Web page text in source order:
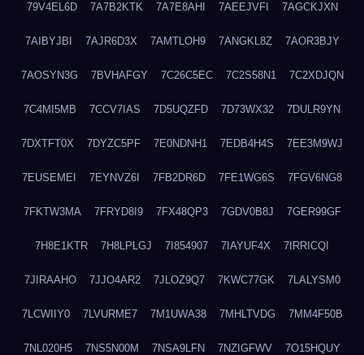
79V4EL6D 7A7B2KTK 7A7E8AHI 7AEEJVFI 7AGCKJXN
7AIBYJBI 7AJR6D3X 7AMTLOH9 7ANGKL8Z 7AOR3BJY
7AOSYN3G 7BVHAFGY 7C26C5EC 7C2S58N1 7C2XDJQN
7C4MI5MB 7CCV7IAS 7D5UQZFD 7D73WX32 7DULR9YN
7DXTFT0X 7DYZC5PF 7E0NDNH1 7EDB4H4S 7EE3M9WJ
7EUSEMEI 7EYNVZ6I 7FB2DR6D 7FE1WG6S 7FGV6NG8
7FKTW3MA 7FRYD8I9 7FX48QP3 7GDV0B8J 7GER99GF
7H8E1KTR 7H8LPLGJ 7I854907 7IAYUF4X 7IRRICQI
7JIRAAHO 7JJO4AR2 7JLOZ9Q7 7KWC77GK 7LALYSM0
7LCWIIY0 7LVURME7 7M1UWA38 7MHLTVDG 7MM4F50B
7NL020H5 7NS5N00M 7NSA9LFN 7NZIGFWV 7O15HQUY